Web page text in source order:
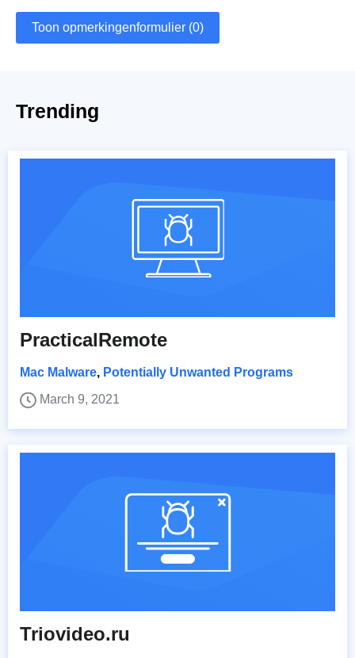
Toon opmerkingenformulier (0)
Trending
PracticalRemote
Mac Malware, Potentially Unwanted Programs
March 9, 2021
Triovideo.ru